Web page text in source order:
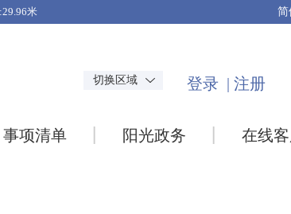
简
切换区域
事项清单 阳光政务 在线